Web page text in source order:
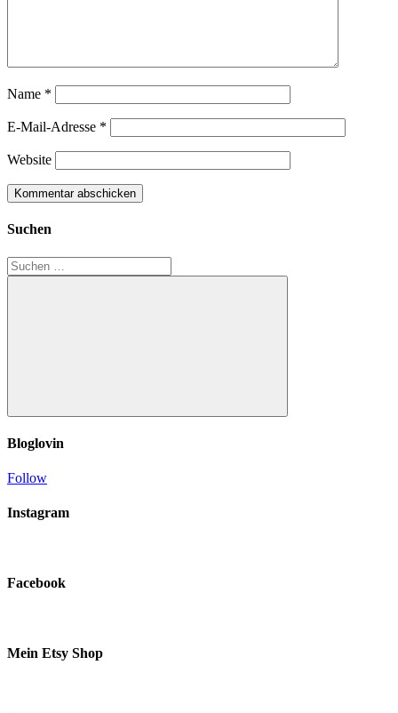
Name *
E-Mail-Adresse *
Website
Suchen
Suchen
nach:
Suchen
Bloglovin
Follow
Instagram
Facebook
Mein Etsy Shop